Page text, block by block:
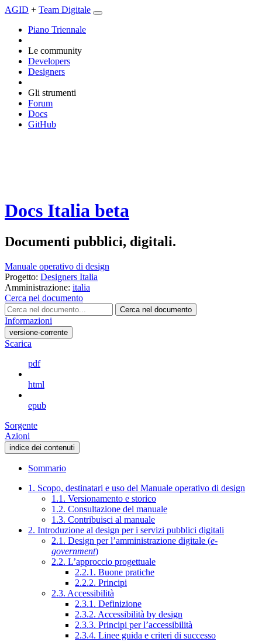
AGID + Team Digitale
Piano Triennale
Le community
Developers
Designers
Gli strumenti
Forum
Docs
GitHub
Docs Italia beta
Documenti pubblici, digitali.
Manuale operativo di design
Progetto: Designers Italia
Amministrazione: italia
Cerca nel documento
Cerca nel documento
Informazioni
versione-corrente
Scarica
pdf
html
epub
Sorgente
Azioni
indice dei contenuti
Sommario
1. Scopo, destinatari e uso del Manuale operativo di design
1.1. Versionamento e storico
1.2. Consultazione del manuale
1.3. Contribuisci al manuale
2. Introduzione al design per i servizi pubblici digitali
2.1. Design per l’amministrazione digitale (e-
government)
2.2. L’approccio progettuale
2.2.1. Buone pratiche
2.2.2. Principi
2.3. Accessibilità
2.3.1. Definizione
2.3.2. Accessibilità by design
2.3.3. Principi per l’accessibilità
2.3.4. Linee guida e criteri di successo